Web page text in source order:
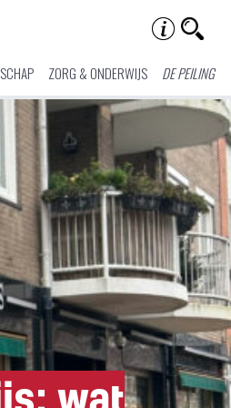
ZORG & ONDERWIJS DE PEILING
wat